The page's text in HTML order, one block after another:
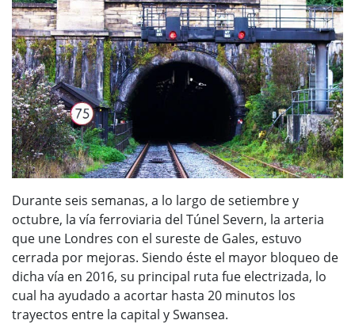
Durante seis semanas, a lo largo de setiembre y
octubre, la vía ferroviaria del Túnel Severn, la arteria
que une Londres con el sureste de Gales, estuvo
cerrada por mejoras. Siendo éste el mayor bloqueo de
dicha vía en 2016, su principal ruta fue electrizada, lo
cual ha ayudado a acortar hasta 20 minutos los
trayectos entre la capital y Swansea.